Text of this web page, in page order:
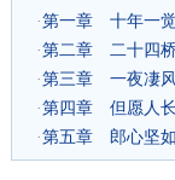
·第一章 十年一
·第二章 二十四
·第三章 一夜凄
·第四章 但愿人
·第五章 郎心坚